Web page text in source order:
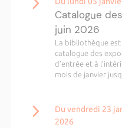
Catalogue
juin 2026
La bibliothèque
catalogue des
d’entrée et à
mois de janvier
Du vendredi 23
2026